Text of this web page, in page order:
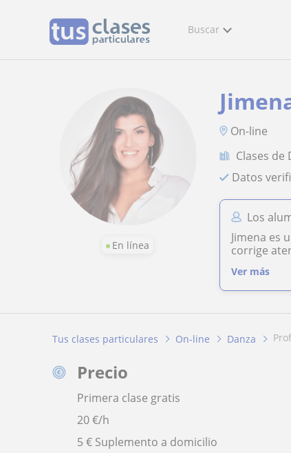
Buscar
En línea
On-line
Clases de
Datos
Los
Jimena es
corrige
Ver más
Tus clases particulares On-line Danza
Precio
Primera clase gratis
20€/h
5 € Suplemento a domicilio